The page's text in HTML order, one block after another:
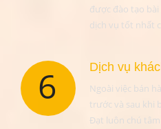
được đào tạo
dịch vụ tốt nhất
6 Dịch vụ
Ngoài việc bán
trước và sau khi
Đạt luôn chú